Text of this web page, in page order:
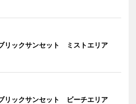
リックサンセット ミストエリア
リックサンセット ビーチエリア